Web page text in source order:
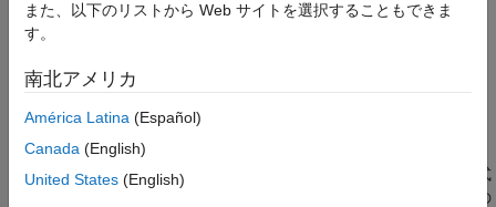
構文
例
拡張機能
バージョン履歴
構文
str = compose(formatSpec,A1,...,AN)
str = compose(txt)
str= compose(formatSpec
で指定された書式
のデータ値の書式を設定し、結果の
また、以下のリストから Web サイトを選択することもできま
す。
南北アメリカ
América Latina (Español)
Canada (English)
United States (English)